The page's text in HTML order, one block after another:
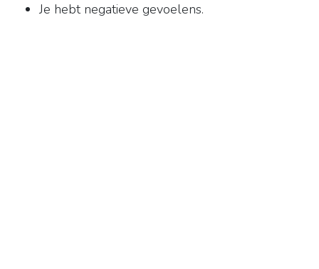
Je hebt negatieve gevoelens.